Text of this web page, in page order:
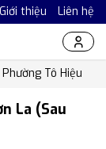
Giới thiệu Liên hệ
Phường Tô Hiệu
La (Sau